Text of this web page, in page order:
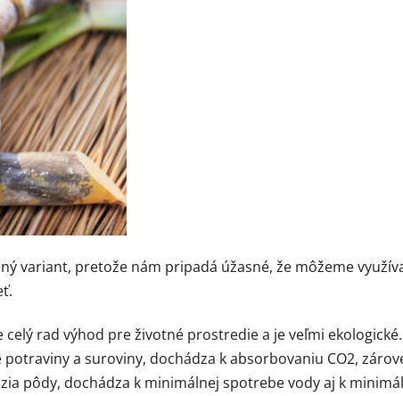
variant, pretože nám pripadá úžasné, že môžeme
rad výhod pre životné prostredie a je veľmi
a suroviny, dochádza k absorbovaniu CO2,
pôdy, dochádza k minimálnej spotrebe vody aj k